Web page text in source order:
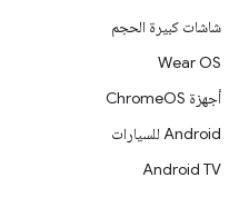
شاشات كبيرة الحجم
Wear OS
أجهزة ChromeOS
Android للسيارات
Android TV